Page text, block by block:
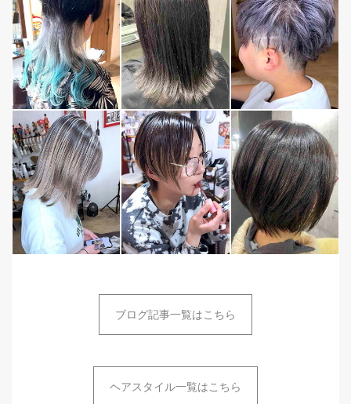
ブログ記事一覧はこちら
ヘアスタイル一覧はこちら